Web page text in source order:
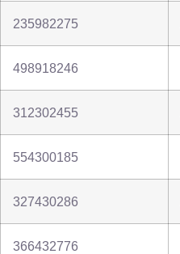
235982275
498918246
312302455
554300185
327430286
366432776